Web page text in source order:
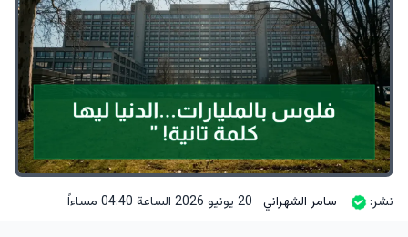
نشر: سامر الشهراني 20 يونيو 2026 الساعة 04:40 مساءاً